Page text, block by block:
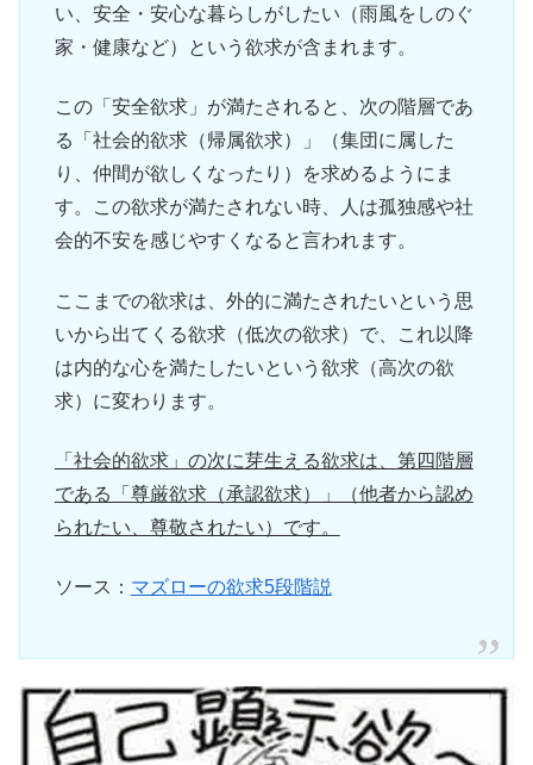
い、安全・安心な暮らしがしたい（雨風をしのぐ
家・健康など）という欲求が含まれます。
この「安全欲求」が満たされると、次の階層であ
る「社会的欲求（帰属欲求）」（集団に属した
り、仲間が欲しくなったり）を求めるようにま
す。この欲求が満たされない時、人は孤独感や社
会的不安を感じやすくなると言われます。
ここまでの欲求は、外的に満たされたいという思
いから出てくる欲求（低次の欲求）で、これ以降
は内的な心を満たしたいという欲求（高次の欲
求）に変わります。
「社会的欲求」の次に芽生える欲求は、第四階層
である「尊厳欲求（承認欲求）」（他者から認め
られたい、尊敬されたい）です。
ソース： マズローの欲求5段階説